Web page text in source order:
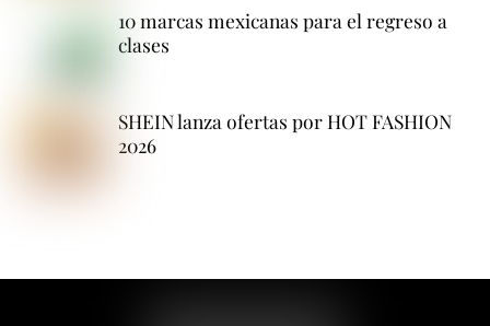
10 marcas mexicanas para el regreso a
clases
SHEIN lanza ofertas por HOT FASHION
2026